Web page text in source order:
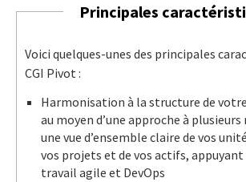
Principales
Voici quelques-unes des principales
CGI Pivot :
Harmonisation à la structure de
au moyen d’une approche à plusieurs
une vue d’ensemble claire de vos
vos projets et de vos actifs,
travail agile et DevOps